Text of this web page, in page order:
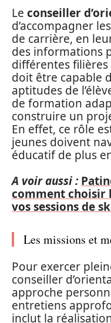
Le conseiller
d’accompagner
de carrière, en
des informations
différentes filières
doit être capable
aptitudes de
de formation
construire un
En effet, ce rôle
jeunes doivent
éducatif de plus
A voir aussi :
comment choisir
vos sessions de
Les missions et
Pour exercer
conseiller
approche
entretiens
inclut la